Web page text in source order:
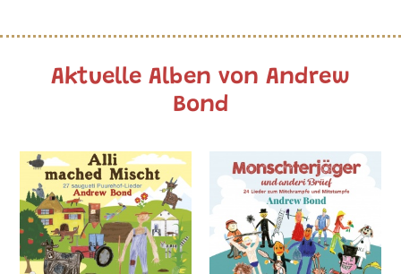
Aktuelle Alben von Andrew
Bond